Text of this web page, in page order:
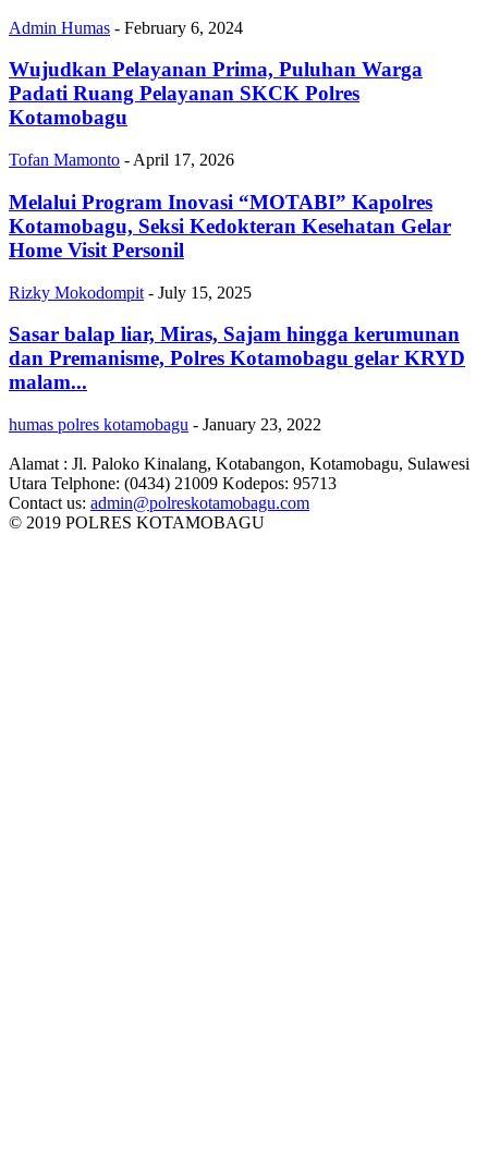
Admin Humas - February 6, 2024
Wujudkan Pelayanan Prima, Puluhan Warga
Padati Ruang Pelayanan SKCK Polres
Kotamobagu
Tofan Mamonto - April 17, 2026
Melalui Program Inovasi “MOTABI” Kapolres
Kotamobagu, Seksi Kedokteran Kesehatan Gelar
Home Visit Personil
Rizky Mokodompit - July 15, 2025
Sasar balap liar, Miras, Sajam hingga kerumunan
dan Premanisme, Polres Kotamobagu gelar KRYD
malam...
humas polres kotamobagu - January 23, 2022
Alamat : Jl. Paloko Kinalang, Kotabangon, Kotamobagu, Sulawesi
Utara Telphone: (0434) 21009 Kodepos: 95713
Contact us: admin@polreskotamobagu.com
© 2019 POLRES KOTAMOBAGU